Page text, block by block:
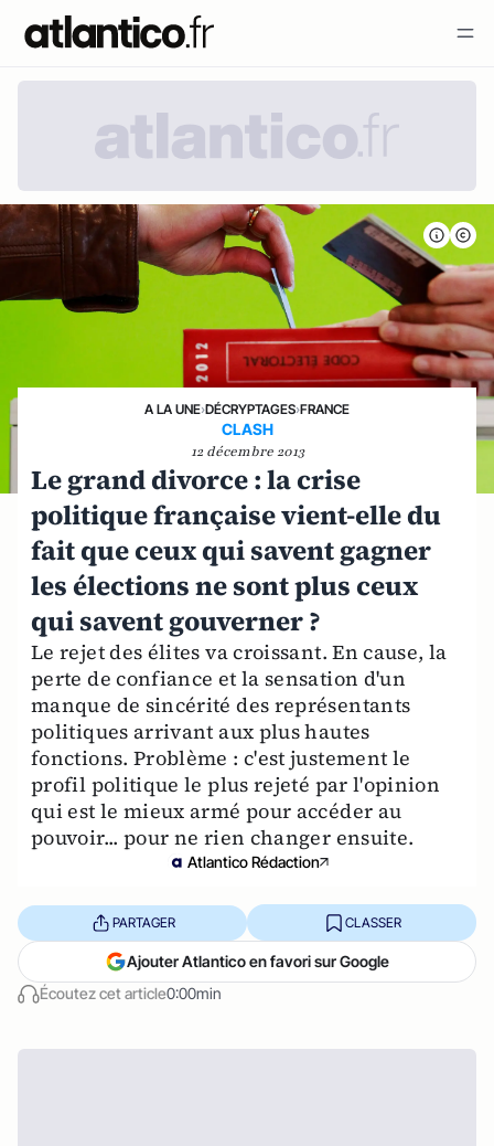
A LA UNE›DÉCRYPTAGES›FRANCE
CLASH
12 décembre 2013
Le grand divorce : la crise
politique française vient-elle du
fait que ceux qui savent gagner
les élections ne sont plus ceux
qui savent gouverner ?
Le rejet des élites va croissant. En cause, la
perte de confiance et la sensation d'un
manque de sincérité des représentants
politiques arrivant aux plus hautes
fonctions. Problème : c'est justement le
profil politique le plus rejeté par l'opinion
qui est le mieux armé pour accéder au
pouvoir... pour ne rien changer ensuite.
Atlantico Rédaction
Écoutez cet article0:00min
PARTAGER CLASSER
Ajouter Atlantico en favori sur Google